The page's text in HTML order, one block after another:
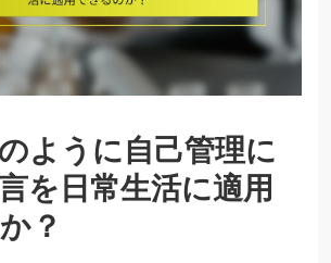
ように自己管理に
を日常生活に適用
？